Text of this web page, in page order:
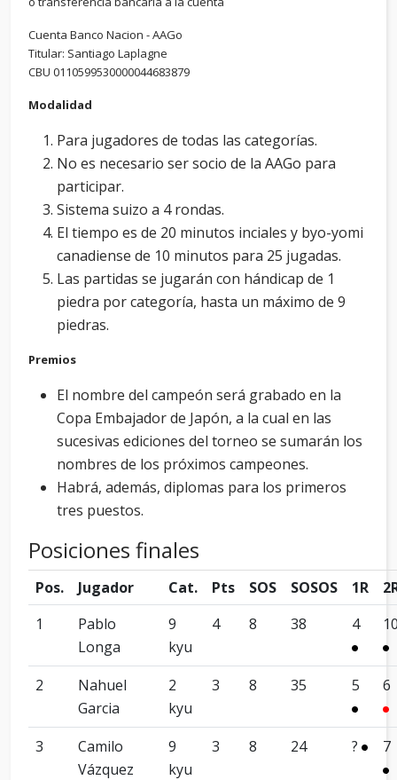
Cuenta Banco Nacion - AAGo
Titular: Santiago Laplagne
CBU 0110599530000044683879
Modalidad
Para jugadores de todas las categorías.
No es necesario ser socio de la AAGo para
participar.
Sistema suizo a 4 rondas.
El tiempo es de 20 minutos inciales y byo-yomi
canadiense de 10 minutos para 25 jugadas.
Las partidas se jugarán con hándicap de 1
piedra por categoría, hasta un máximo de 9
piedras.
Premios
El nombre del campeón será grabado en la
Copa Embajador de Japón, a la cual en las
sucesivas ediciones del torneo se sumarán los
nombres de los próximos campeones.
Habrá, además, diplomas para los primeros
tres puestos.
Posiciones finales
Pos. Jugador Cat. Pts SOS SOSOS 1R
1
Pablo
Longa
9
kyu
4 8 38 4
2
Nahuel
Garcia
2
kyu
3 8 35 5 6
3
Camilo
Vázquez
9
kyu
3 8 24 ? 7